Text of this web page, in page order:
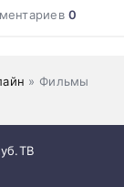
0
» Фильмы